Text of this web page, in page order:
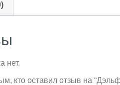
нет.
кто оставил отзыв на